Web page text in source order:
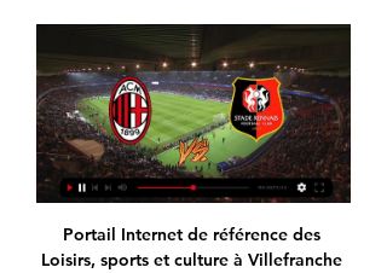
Portail Internet de référence des Loisirs, sports et culture à Villefranche et dans tout le Beaujolais. Des informations pratiques pour vous permettre de trouver facilement les activités que vous recherchez en Beaujolais. VTT, arts martiaux, tennis, squash, plan d'eau, piscine, bowling, cinéma, randonnées, agenda du week-end, résultats sportifs,… Le meilleur des loisirs du sport et de la culture en Beaujolais.

Cette semaine, Zotsara Randriambololona a donc rejoint l’Antwerp. Ce n’est pas la première fois qu’un joueur quitte l’Excelsior pour découvrir la D1 belge. Petit flash-back sur les pépites gaumaises de ces dernières années qui n’ont pas toujours connu la réussite parmi l’élite. Bien évidemment, c’est Thomas Meunier qui connaît la plus belle carrière.

Pour regarder les matchs en direct et gratuitement, plusieurs sites de streaming de football spécial Coupe du Monde sont disponibles : streaming des matchs de qualifications, streaming de match.

Ligue Europa. Face au Milan AC, le Stade Rennais devra il y a 11 heures — Jeudi soir, le Stade Rennais va devoir créer la surprise en Ligue Europa face à l'AC Milan. L'équipe italienne d'Olivier Giroud a placé ...

EUROREPAR Car Service, avec plus de 1 400 garages en France et 3200 garages en Europe, est un large réseau de proximité et de confiance, animé par des équipes de professionnels expérimentés qui sauront entretenir, mais aussi réparer votre véhicule, quelle que soit sa marque, dans le respect des préconisations constructeurs.

koora online représente une véritable référence pour regarder les matchs de foot en streaming sur le web. Il suffit que vous avez un accès à la connectivité Internet haute vitesse pour regarder ces documentaires de jeu au lieu d’aller au stade. Vous avez l’opportunité de suivre de grands événements sportifs en direct, dont tous les matchs internationaux, Ligue 1, Ligue 2, Premier.

L'US Forbach (R1) a tenu la dragée haute à l'AS Nancy Lorraine (L2) mais n'a pas réussi à créer l'exploit lors du 7e tour de la Coupe de France.

Un seul des quatre Français engagés samedi à Wimbledon l’a emporté : le surprenant Kenny De Schepper, qualifié pour son premier huitième de finale en Grand Chelem grâce à un succès contre l'Argentin Juan Monaco (6-4, 7-6, 6-4). Découvrez toute l’actualité et les dernières infos du Handball, Tennis, Basket, Formule 1 , Natation , cylclisme et tous les autres sports avec les.

Une avenue rasée à Toulouse, ses habitants craignent à la place une concentration de logements sociaux Les habitations de l'avenue de Lyon, à Toulouse, vont être rasées. À la place, des.

Red Bull TV vous donne un accès unique et gratuit à un monde hors du commun Découvrez des athlètes, des artistes, des danseurs, des influenceurs et des pionniers à la pointe de l’innovation Suivez des compétitions et admirez des exploits incroyables. Visitez des villes du monde entier et explorez les endroits les plus isolés du globe. Les seules choses que vous ne verrez PAS sur Red.

RB Leipzig Wolfsburg résultats en direct (et la vidéo diffusion en direct streaming en ligne) commence le 30 juil. 2020 à 14:00 temps UTC en Club Friendly Games - World. Ici sur SofaScore résultats en direct vous pouvez trouver tous les scores des matchs ayant opposé RB Leipzig à Wolfsburg. Les liens des résumés vidéo de RB Leipzig contre Wolfsburg sont rassemblés dans la rubrique.

olympique de marseille vs olympique lyonnais (1 - 4) highlights 2012-2013. 02:59. Stade Rennais Fc - Olympique Lyonnais 0-1 Goals And Highlights

AC Milan vs. Rennes - 15 février 2024 il y a 3 heures — Stade Rennais FC Rennes · W W W W W · 15/02/2024 Ligue Europa KO 12:00. Stade Stadio Giuseppe Meazza (Milano). Matchs de AC Milan. Compétition:.

Toutes les bonnes adresses de menuiserie Plastique à Labastide-Villefranche et liste des communes voisines, ( page 1) et près de chez vous. Retrouvez facilement les sites internet de l'activité de menuiserie Plastique de la catégorie Immobilier, construction & BTP page 1.

AC Milan - Sur quelle chaîne ou streaming et à quelle heure il y a 10 heures — Rennes se déplace à San Siro pour y affronter l'AC Milan, ce jeudi à 21h, en 16e de finale de Ligue Europa.

Retrouvez l’intégralité des résultats et classements de fédérale 1, lors de cette 16e journée des 14/15 et 16 Février 2020. Poule 1 – Massy 46 / 0 Issoire – Rumilly 28 / 16 Drancy – Dijon 17 / 17 Suresnes – Vienne 24 / 16 Chambéry – Villefranche-sur-Saône 21 /20 Mâcon – Beaune 23 / 20 Villeurbanne Poule 2 – Nice 12 / 15 Aubenas – Bourg-en-Bresse 56 / 9.

Alliant sens de l’accueil, simplicité et performance, Valenciennes offre un cadre à taille humaine permettant un accès rapide à toutes les facilités (gare TGV, tramway, restauration, hôtellerie, loisirs…). Sa Cité des Congrès (ouverture janvier 2017), confortable, …

Résultats du match Nancy - AC Ajaccio sur footlive.fr. Nancy - AC Ajaccio (France) débute le 17/11/2017 à 20:00. Avec footlive.fr suivez vos équipes de football Nancy résultats et AC Ajaccio résultats. Tous les résultats, les buteurs, scores en 1ère mi-temps, mi-temps , fin de match sur foot live.

Hervé, en cours de divorce, cherche de quoi se loger sur Paris. Il trouve une collocation idéale, mais il est obligé d’inventer un TOC pour pouvoir y vivre avec d’autres « toqués ». Pièce de F. Scharre. Vendredi 6 mars, 20h30, samedi 7 mars, 20h30, dimanche 8 mars, 14h30.

Csv-Rugby.fr il faut #NA parmi les sites populaires partout sur l'internet. Plus le score, plus les visiteurs de ce site. Domaine Age csv-rugby.fr est inconnu, la première fois qu'il a été enregistré inconnu.

Retrouvez la liste des matchs Slalom N. Yuzawa Naeba H. et les cotes Betclic. Pas encore de compte pour parier? Créez le en 5 mn et profitez du bonus de bienvenue : 100€ remboursés!

RB Leipzig Paris SG à suivre en direct, retrouvez le classement, les résultats et le palmarès en live de toutes les compétitions de Football sur Sport24

Live Milan - Rennes Tour éliminatoire de UEFA Europa Stade Rennais FC Rennes. Diffusé sur RMC Sport 1. 0' Les raisons de l'épatant retour de Rennes avant son choc contre l'AC Milan.

Villefranche-sur-Saône. et produits aromatiques, inscrivez-vous à notre liste de diffusion : E-mail: Apprenez à utiliser et conseiller les huiles essentielles avec efficacité et en toute sécurité. FORMATION EN PRESENTIEL Ouverte à tous profils. Règlement jusqu'en 12 fois sans frais (dès 40,75 euros / mois) Nous vous proposons un cursus complet de formation à l'aromathérapie.

AC Milan / Rennes (TV/Streaming) Sur quelle chaine et à il y a 9 heures — Cette rencontre d'Europa League 2023/20224 entre AC Milan et le Stade Rennais est à suivre en direct et en exclusivité à 21h00 sur RMC Sport ...

2020-5-19 · L'université du Costa Rica (en espagnol : Universidad de Costa Rica ou UCR) est une université publique de la République du Costa Rica, en Amérique centrale, fondée en 1940 [1].Le campus le plus important Ciudad Universitaria Rodrigo Facio, est situé à San Pedro, dans la province de San José.C'est le plus ancien établissement universitaire costaricien [2] et environ 39 000 étudiants.

Tout ce qu'il faut savoir sur le match Haninge vs Örebro Syrianska de Division 1 du (02 Septembre 2020) en direct : Résumé, statistiques, compositions et résultats - Besoccer

Mercredi, l’Olympique Lyonnais jouera sûrement l’un des matchs les plus importants de son histoire. Les hommes de Rudi Garcia affronteront le Bayern Munich qui …

AC Milan - Stade Rennais Statistiques: Football Scores & Suivez toute l'action de Ligue Europa sur Eurosport. Obtenez les dernières statistiques des AC Milan - Stade Rennais et les meilleurs moments des matches.

Re: [2017-18 National, J21] Stade Lavallois - USL Dunkerque Ven 09 Fév 18, 9:03 Perrot arrière gauche c est une plaisanterie il mérite lui aussi de cirer le banc surtout que à ce poste mabussy lui est supérieur du mal à comprendre la stratégie pires !!

Malgré quelques récentes difficultées qui, le Stade Brestois 29 devrait logiquement avoir une bonne possibilié de pouvoir se défendre contre l’équipe nordiste du LOSC de Lille. Néanmoins, et comme à l’accoutumée, rien ne sera joué d’avance pour le Stade Brestois 29 qui, malgré une défense qui tient la route, a déjà connu des épisodes compliqués contre le LOSC de Lille.

YF Juventus - FC Zurich II, résultat et score du match. Le match YF Juventus - FC Zurich II en direct live du 18 avril 2020 à 16:00 (1. Liga Promotion, Suisse) sur footlive.

Réveillon tragique à Istanbul, où une boîte de nuit a été attaquée. L’homme armé qui a fait irruption dans le club Reina lors de la soirée du Nouvel An est en fuite. Trente-neuf.

Elle est considérée comme le témoignage le plus abouti, profond et sensible sur les vertus du rugby amateur français, ce « rugby des villages, des clochers, du terroir », qui constitue l’une des composantes de la civilisation occitane tant il est aujourd’hui l’une des valeurs consubstantielles de cette culture populaire de tradition, radieuse de jeunesse et de bien vivre.

Gabbia : "Rennes est une très bonne équipe avec des joueurs 0:22... Rennes est une très bonne équipe avec des joueurs rapides et VIDEO. AC Milan - Stade Rennais, J-1. Les supporters rennais commencent. 03:32 ...Vidéo · Il y a 8 heures

Quelle meilleure façon de voir Francfort que du sommet de la « Main Tower », la seule tour de la ville ouverte au public.Prenez l’ascenseur jusqu’à la plate-forme située à presque 200 mètres de haut pour profiter d’une vue imprenable sur tout le paysage urbain de Francfort.

Comme révélé par L’Equipe, Munich avait un accord de non-agression avec l’Olympique Lyonnais et son ancien responsable du recrutement Florian Maurice. Depuis le départ de ce dernier, le.

Un an après Symphorinois-Hyon, c’est un autre derby inédit que le stade Tondreau va accueillir en ouverture de la coupe de Belgique : pour sa première sortie officielle, l’Albert nouveau va se frotter aux voisins de Mesvin.

Bienvenue sur le site officiel de Renault France.